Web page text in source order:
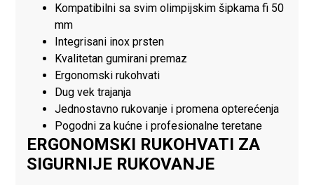
Kompatibilni sa svim olimpijskim šipkama fi 50
mm
Integrisani inox prsten
Kvalitetan gumirani premaz
Ergonomski rukohvati
Dug vek trajanja
Jednostavno rukovanje i promena opterećenja
Pogodni za kućne i profesionalne teretane
ERGONOMSKI RUKOHVATI ZA
SIGURNIJE RUKOVANJE